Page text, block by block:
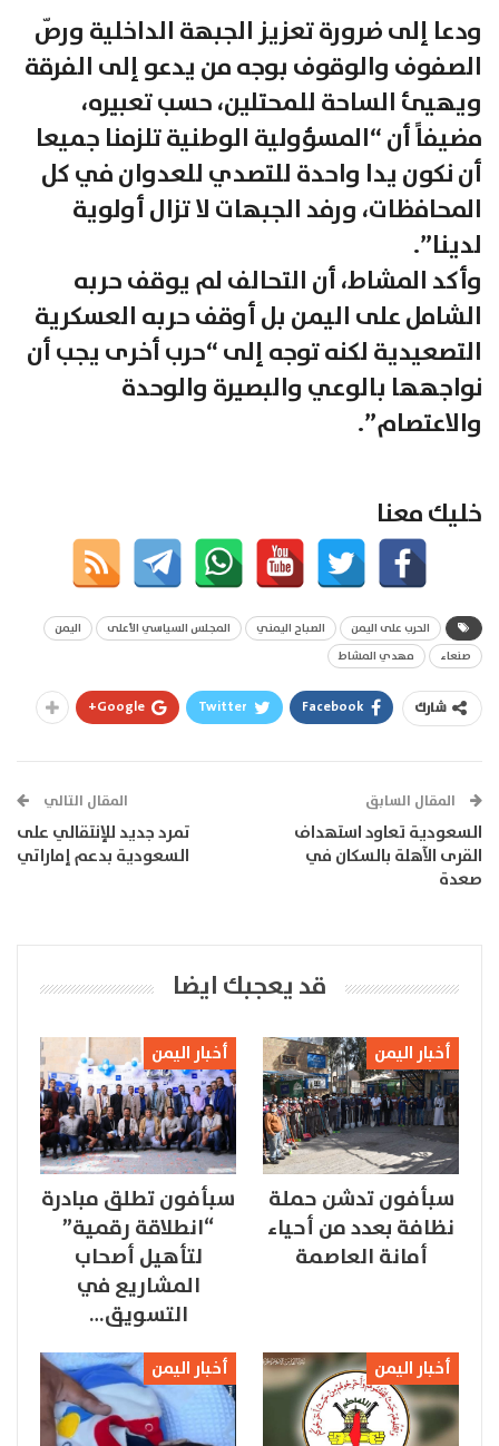
ودعا إلى ضرورة تعزيز الجبهة الداخلية ورصّ
الصفوف والوقوف بوجه من يدعو إلى الفرقة
ويهيئ الساحة للمحتلين، حسب تعبيره،
مضيفاً أن “المسؤولية الوطنية تلزمنا جميعا
أن نكون يدا واحدة للتصدي للعدوان في كل
المحافظات، ورفد الجبهات لا تزال أولوية
لدينا”.
وأكد المشاط، أن التحالف لم يوقف حربه
الشامل على اليمن بل أوقف حربه العسكرية
التصعيدية لكنه توجه إلى “حرب أخرى يجب أن
نواجهها بالوعي والبصيرة والوحدة
والاعتصام”.
خليك معنا
الحرب على اليمن الصباح اليمني المجلس السياسي الأعلى
اليمن
صنعاء
مهدي المشاط
شارك Facebook
Twitter
Google+
المقال السابق
السعودية تعاود استهداف
القرى الآهلة بالسكان في
صعدة
المقال التالي
تمرد جديد للإنتقالي على
السعودية بدعم إماراتي
قد يعجبك ايضا
أخبار اليمن
سبأفون تدشن حملة
نظافة بعدد من أحياء
أمانة العاصمة
أخبار اليمن
سبأفون تطلق مبادرة
“انطلاقة رقمية”
لتأهيل أصحاب
المشاريع في
التسويق…
أخبار اليمن أخبار اليمن